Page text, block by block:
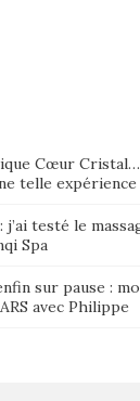
Cœur
telle expérience
testé le
Spa
sur pause :
avec Philippe